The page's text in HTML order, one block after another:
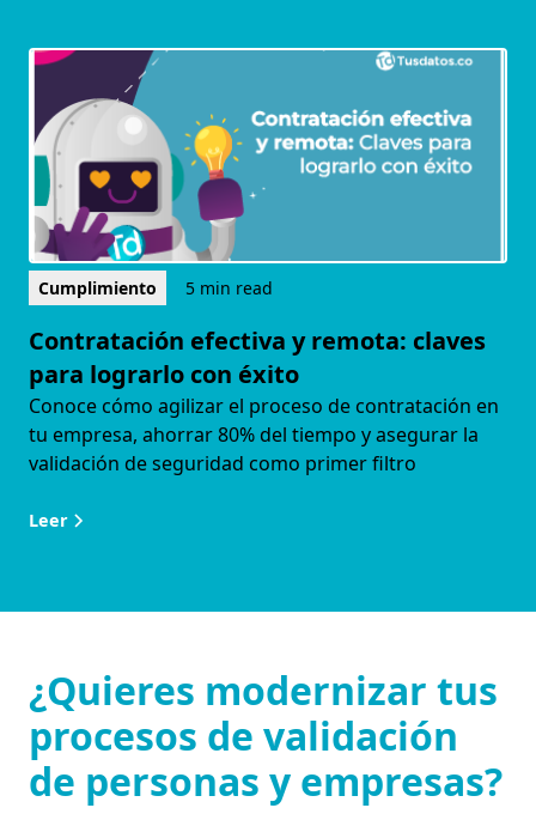
Cumplimiento 5 min read
Contratación efectiva y remota: claves
para lograrlo con éxito
Conoce cómo agilizar el proceso de contratación en
tu empresa, ahorrar 80% del tiempo y asegurar la
validación de seguridad como primer filtro
Leer
¿Quieres modernizar tus
procesos de validación
de personas y empresas?